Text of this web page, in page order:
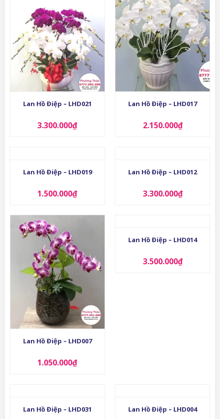
Lan Hồ Điệp – LHD021
3.300.000₫
Lan Hồ Điệp – LHD017
2.150.000₫
Lan Hồ Điệp – LHD019
1.500.000₫
Lan Hồ Điệp – LHD012
3.300.000₫
Lan Hồ Điệp – LHD007
1.050.000₫
Lan Hồ Điệp – LHD014
3.500.000₫
Lan Hồ Điệp – LHD031 Lan Hồ Điệp – LHD004